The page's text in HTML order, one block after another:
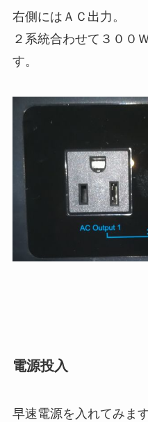
右側にはＡＣ出力。
２系統合わせて３００
す。
電源投入
早速電源を入れてみます